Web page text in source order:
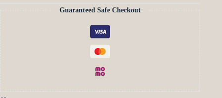
Guaranteed Safe Checkout